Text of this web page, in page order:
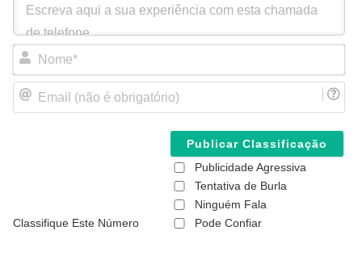
N
m
a
Classifique Este Número
Publicidade Agressiva
Tentativa de Burla
Ninguém Fala
Pode Confiar